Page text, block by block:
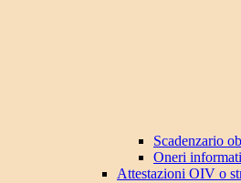
Scadenzario
Oneri
Attestazioni OIV o